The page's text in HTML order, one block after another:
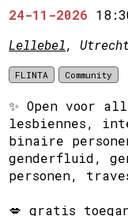
24-11-2026
Lellebel,
FLINTA Community
✨ Open voor
lesbiennes,
binaire
genderfluid,
personen,
💋 gratis